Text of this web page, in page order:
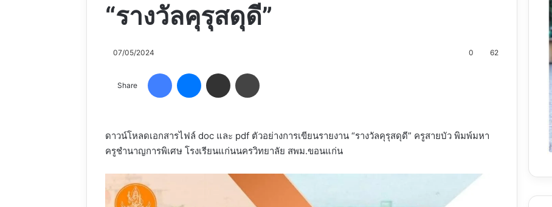
“รางวัลคุรุสดุดี”
07/05/2024 0 62
Share
FacebookMessenger
Share via Email
ดาวน์โหลดเอกสารไฟล์ doc และ pdf ตัวอย่างการเขียนรายงาน “รางวัลคุรุสดุดี” ครูสายบัว พิมพ์มหา
ครูชำนาญการพิเศษ โรงเรียนแก่นนครวิทยาลัย สพม.ขอนแก่น